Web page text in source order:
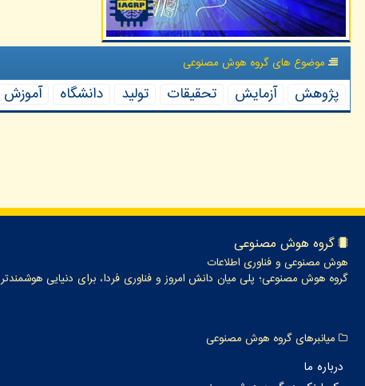
موضوع های گروه هوش مصنوعی
پژوهش آزمایش تحقیقات تولید دانشگاه آموزش
گروه هوش مصنوعی
هوش مصنوعی و فناوری اطلاعات
گروه هوش مصنوعی؛ پلی میان دانش امروز و فناوری فردا، برای دنیایی هوشمندتر
میانبرهای گروه هوش مصنوعی
درباره ما